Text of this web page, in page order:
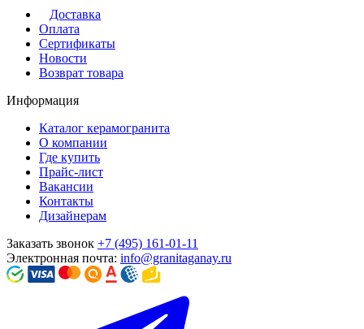
Доставка
Оплата
Сертификаты
Новости
Возврат товара
Информация
Каталог керамогранита
О компании
Где купить
Прайс-лист
Вакансии
Контакты
Дизайнерам
Заказать звонок +7 (495) 161-01-11
Электронная почта: info@granitaganay.ru